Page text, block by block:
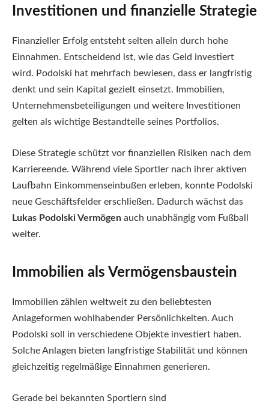
Investitionen und finanzielle Strategie
Finanzieller Erfolg entsteht selten allein durch hohe
Einnahmen. Entscheidend ist, wie das Geld investiert
wird. Podolski hat mehrfach bewiesen, dass er langfristig
denkt und sein Kapital gezielt einsetzt. Immobilien,
Unternehmensbeteiligungen und weitere Investitionen
gelten als wichtige Bestandteile seines Portfolios.
Diese Strategie schützt vor finanziellen Risiken nach dem
Karriereende. Während viele Sportler nach ihrer aktiven
Laufbahn Einkommenseinbußen erleben, konnte Podolski
neue Geschäftsfelder erschließen. Dadurch wächst das
Lukas Podolski Vermögen auch unabhängig vom Fußball
weiter.
Immobilien als Vermögensbaustein
Immobilien zählen weltweit zu den beliebtesten
Anlageformen wohlhabender Persönlichkeiten. Auch
Podolski soll in verschiedene Objekte investiert haben.
Solche Anlagen bieten langfristige Stabilität und können
gleichzeitig regelmäßige Einnahmen generieren.
Gerade bei bekannten Sportlern sind